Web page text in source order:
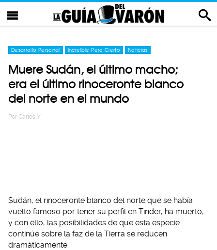
Desarrollo Personal Increíble Pero Cierto Noticias
Muere Sudán, el último macho;
era el último rinoceronte blanco
del norte en el mundo
Por Carlos Y
Sudán, el rinoceronte blanco del norte que se había
vuelto famoso por tener su perfil en Tinder, ha muerto,
y con ello, las posibilidades de que esta especie
continúe sobre la faz de la Tierra se reducen
dramáticamente.